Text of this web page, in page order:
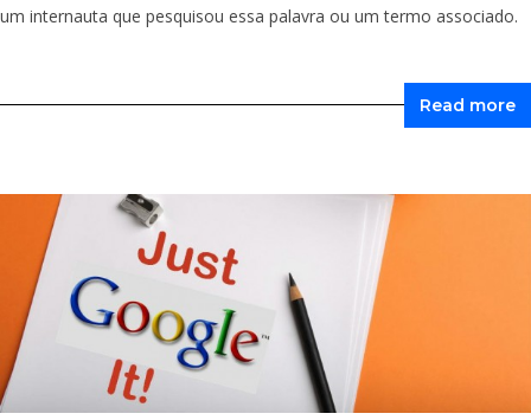
um internauta que pesquisou essa palavra ou um termo associado.
Read more